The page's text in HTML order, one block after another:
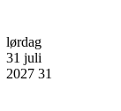
lørdag
31 juli
2027 31